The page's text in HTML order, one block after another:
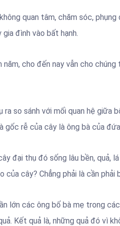
quan tâm, chăm sóc,
đình vào bất hạnh.
năm, cho đến nay vẫn cho
so sánh với mối quan hệ giữa
gốc rễ của cây là ông bà của
đại thụ đó sống lâu bền, quả,
của cây? Chẳng phải là cần phải
lớn các ông bố bà mẹ trong
Kết quả là, những quả đó vì